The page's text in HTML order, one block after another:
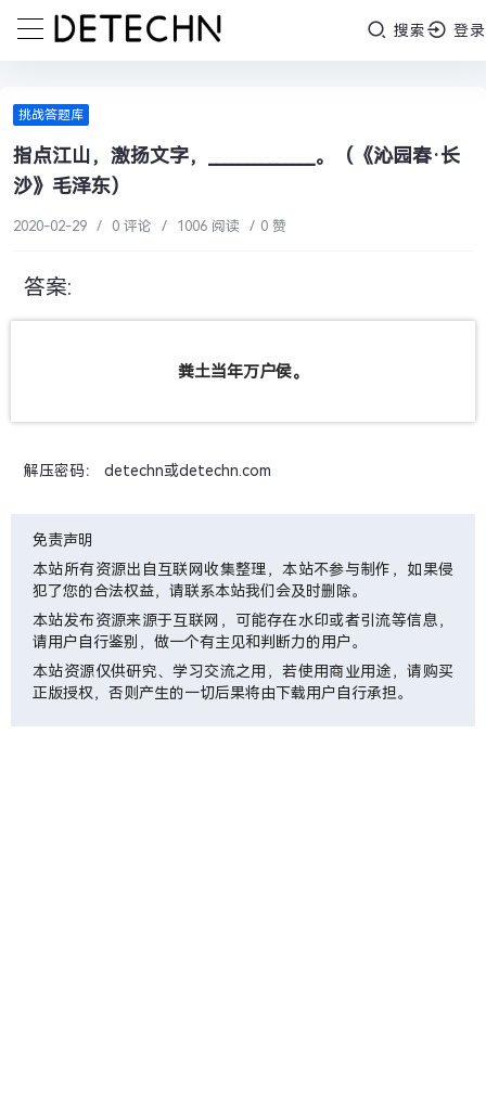
搜索 登录
挑战答题库
指点江山，激扬文字，______________。（《沁园春·长
沙》毛泽东）
2020-02-29 / 0 评论 / 1006 阅读 / 0 赞
答案:
粪土当年万户侯。
解压密码： detechn或detechn.com
免责声明
本站所有资源出自互联网收集整理，本站不参与制作，如果侵
犯了您的合法权益，请联系本站我们会及时删除。
本站发布资源来源于互联网，可能存在水印或者引流等信息，
请用户自行鉴别，做一个有主见和判断力的用户。
本站资源仅供研究、学习交流之用，若使用商业用途，请购买
正版授权，否则产生的一切后果将由下载用户自行承担。